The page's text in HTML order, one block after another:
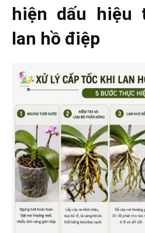
hiện dấu hiệu
lan hồ điệp